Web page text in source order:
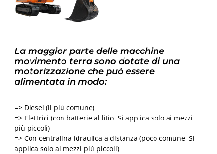
La maggior parte delle macchine
movimento terra sono dotate di una
motorizzazione che può essere
alimentata in modo:
=> Diesel (il più comune)
=> Elettrici (con batterie al litio. Si applica solo ai mezzi
più piccoli)
=> Con centralina idraulica a distanza (poco comune. Si
applica solo ai mezzi più piccoli)